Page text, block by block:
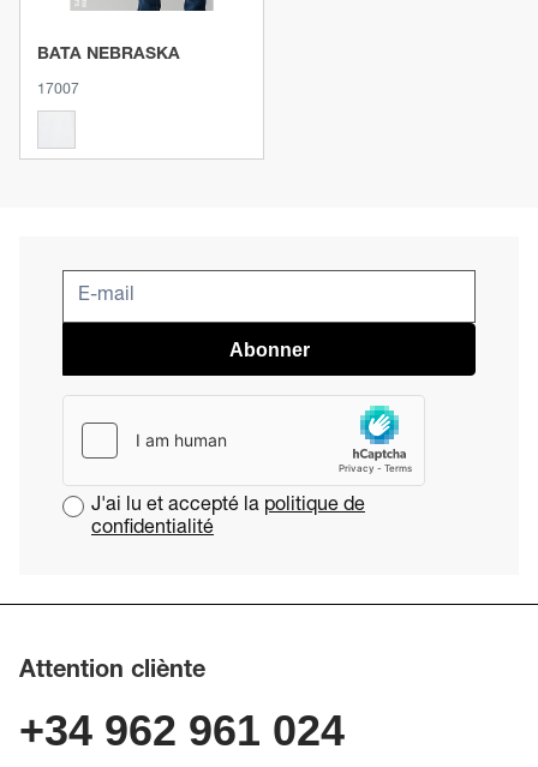
BATA NEBRASKA
17007
Abonner
J'ai lu et accepté la politique de
confidentialité
Attention cliènte
+34 962 961 024